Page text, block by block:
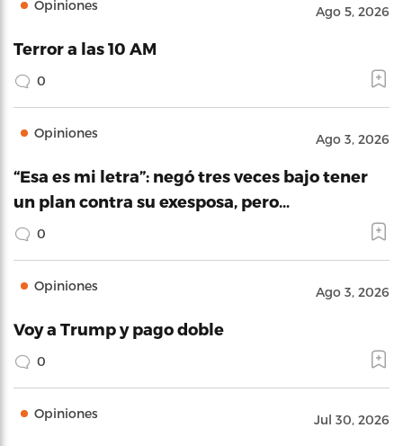
Opiniones Ago 5, 2026
Terror a las 10 AM
0
Opiniones Ago 3, 2026
“Esa es mi letra”: negó tres veces bajo tener
un plan contra su exesposa, pero…
0
Opiniones Ago 3, 2026
Voy a Trump y pago doble
0
Opiniones Jul 30, 2026